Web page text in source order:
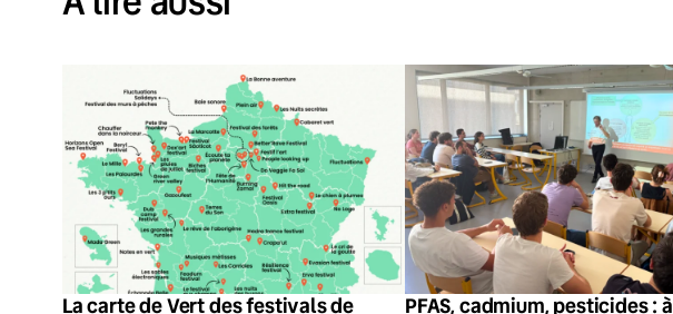
La carte de Vert des festivals de PFAS, cadmium, pesticides : à